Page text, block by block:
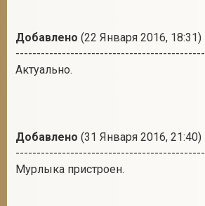
Добавлено (22 Января 2016, 18:31)
---------------------------------------------
Актуально.
Добавлено (31 Января 2016, 21:40)
---------------------------------------------
Мурлыка пристроен.